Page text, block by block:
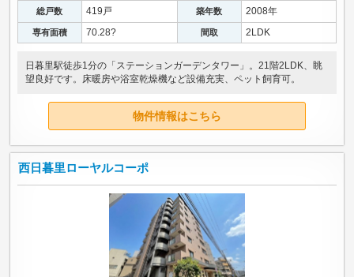
総戸数 419戸 築年数 2008年
専有面積 70.28? 間取 2LDK
日暮里駅徒歩1分の「ステーションガーデンタワー」。21階2LDK、眺
望良好です。床暖房や浴室乾燥機など設備充実、ペット飼育可。
物件情報はこちら
西日暮里ローヤルコーポ